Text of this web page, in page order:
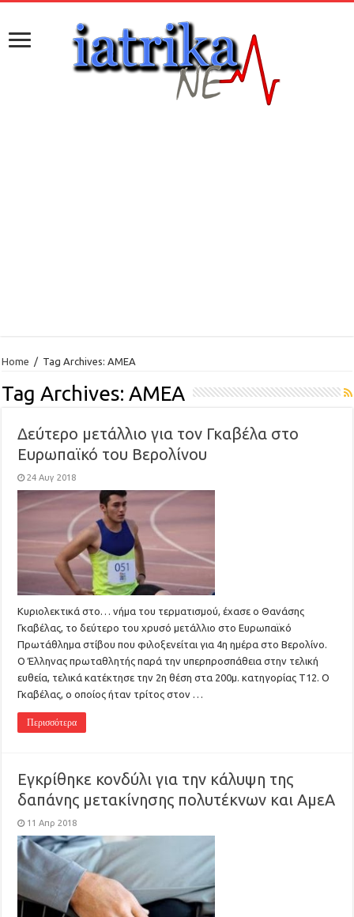
Home / Tag Archives: AMEA
Tag Archives:AMEA
Δεύτερο μετάλλιο για τον Γκαβέλα στο
Ευρωπαϊκό του Βερολίνου
24 Αυγ 2018
Κυριολεκτικά στο… νήμα του τερματισμού, έχασε ο Θανάσης
Γκαβέλας, το δεύτερο του χρυσό μετάλλιο στο Ευρωπαϊκό
Πρωτάθλημα στίβου που φιλοξενείται για 4η ημέρα στο Βερολίνο.
Ο Έλληνας πρωταθλητής παρά την υπερπροσπάθεια στην τελική
ευθεία, τελικά κατέκτησε την 2η θέση στα 200μ. κατηγορίας Τ12. Ο
Γκαβέλας, ο οποίος ήταν τρίτος στον …
Περισσότερα
Εγκρίθηκε κονδύλι για την κάλυψη της
δαπάνης μετακίνησης πολυτέκνων και ΑμεΑ
11 Απρ 2018